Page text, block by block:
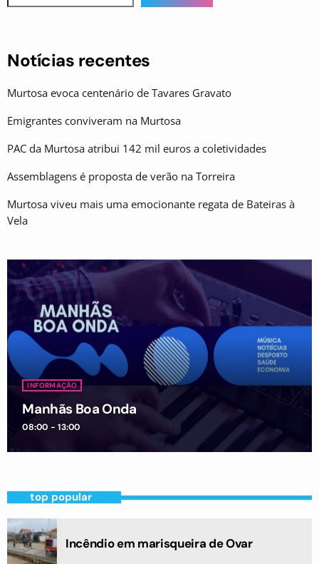
Notícias recentes
Murtosa evoca centenário de Tavares Gravato
Emigrantes conviveram na Murtosa
PAC da Murtosa atribui 142 mil euros a coletividades
Assemblagens é proposta de verão na Torreira
Murtosa viveu mais uma emocionante regata de Bateiras à
Vela
INFORMAÇÃO
Manhãs Boa Onda
08:00 - 13:00
top popular
Incêndio em marisqueira de Ovar